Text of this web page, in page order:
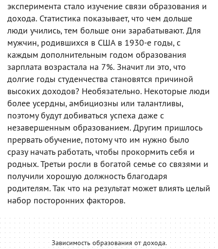
эксперимента стало изучение связи образования и
дохода. Статистика показывает, что чем дольше
люди учились, тем больше они зарабатывают. Для
мужчин, родившихся в США в 1930-е годы, с
каждым дополнительным годом образования
зарплата возрастала на 7%. Значит ли это, что
долгие годы студенчества становятся причиной
высоких доходов? Необязательно. Некоторые люди
более усердны, амбициозны или талантливы,
поэтому будут добиваться успеха даже с
незавершенным образованием. Другим пришлось
прервать обучение, потому что им нужно было
сразу начать работать, чтобы прокормить себя и
родных. Третьи росли в богатой семье со связями и
получили хорошую должность благодаря
родителям. Так что на результат может влиять целый
набор посторонних факторов.
Зависимость образования от дохода.